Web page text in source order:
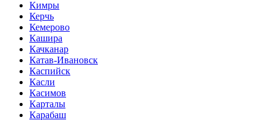
Кимры
Керчь
Кемерово
Кашира
Качканар
Катав-Ивановск
Каспийск
Касли
Касимов
Карталы
Карабаш